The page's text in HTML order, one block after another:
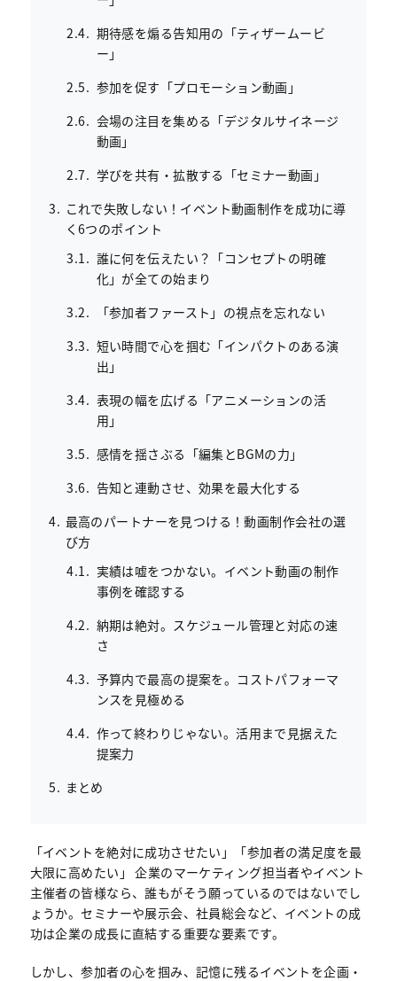
期待感を煽る告知用の「ティザームービ
ー」
参加を促す「プロモーション動画」
会場の注目を集める「デジタルサイネージ
動画」
学びを共有・拡散する「セミナー動画」
これで失敗しない！イベント動画制作を成功に導
く6つのポイント
誰に何を伝えたい？「コンセプトの明確
化」が全ての始まり
「参加者ファースト」の視点を忘れない
短い時間で心を掴む「インパクトのある演
出」
表現の幅を広げる「アニメーションの活
用」
感情を揺さぶる「編集とBGMの力」
告知と連動させ、効果を最大化する
最高のパートナーを見つける！動画制作会社の選
び方
実績は嘘をつかない。イベント動画の制作
事例を確認する
納期は絶対。スケジュール管理と対応の速
さ
予算内で最高の提案を。コストパフォーマ
ンスを見極める
作って終わりじゃない。活用まで見据えた
提案力
まとめ
「イベントを絶対に成功させたい」「参加者の満足度を最
大限に高めたい」 企業のマーケティング担当者やイベント
主催者の皆様なら、誰もがそう願っているのではないでし
ょうか。セミナーや展示会、社員総会など、イベントの成
功は企業の成長に直結する重要な要素です。
しかし、参加者の心を掴み、記憶に残るイベントを企画・